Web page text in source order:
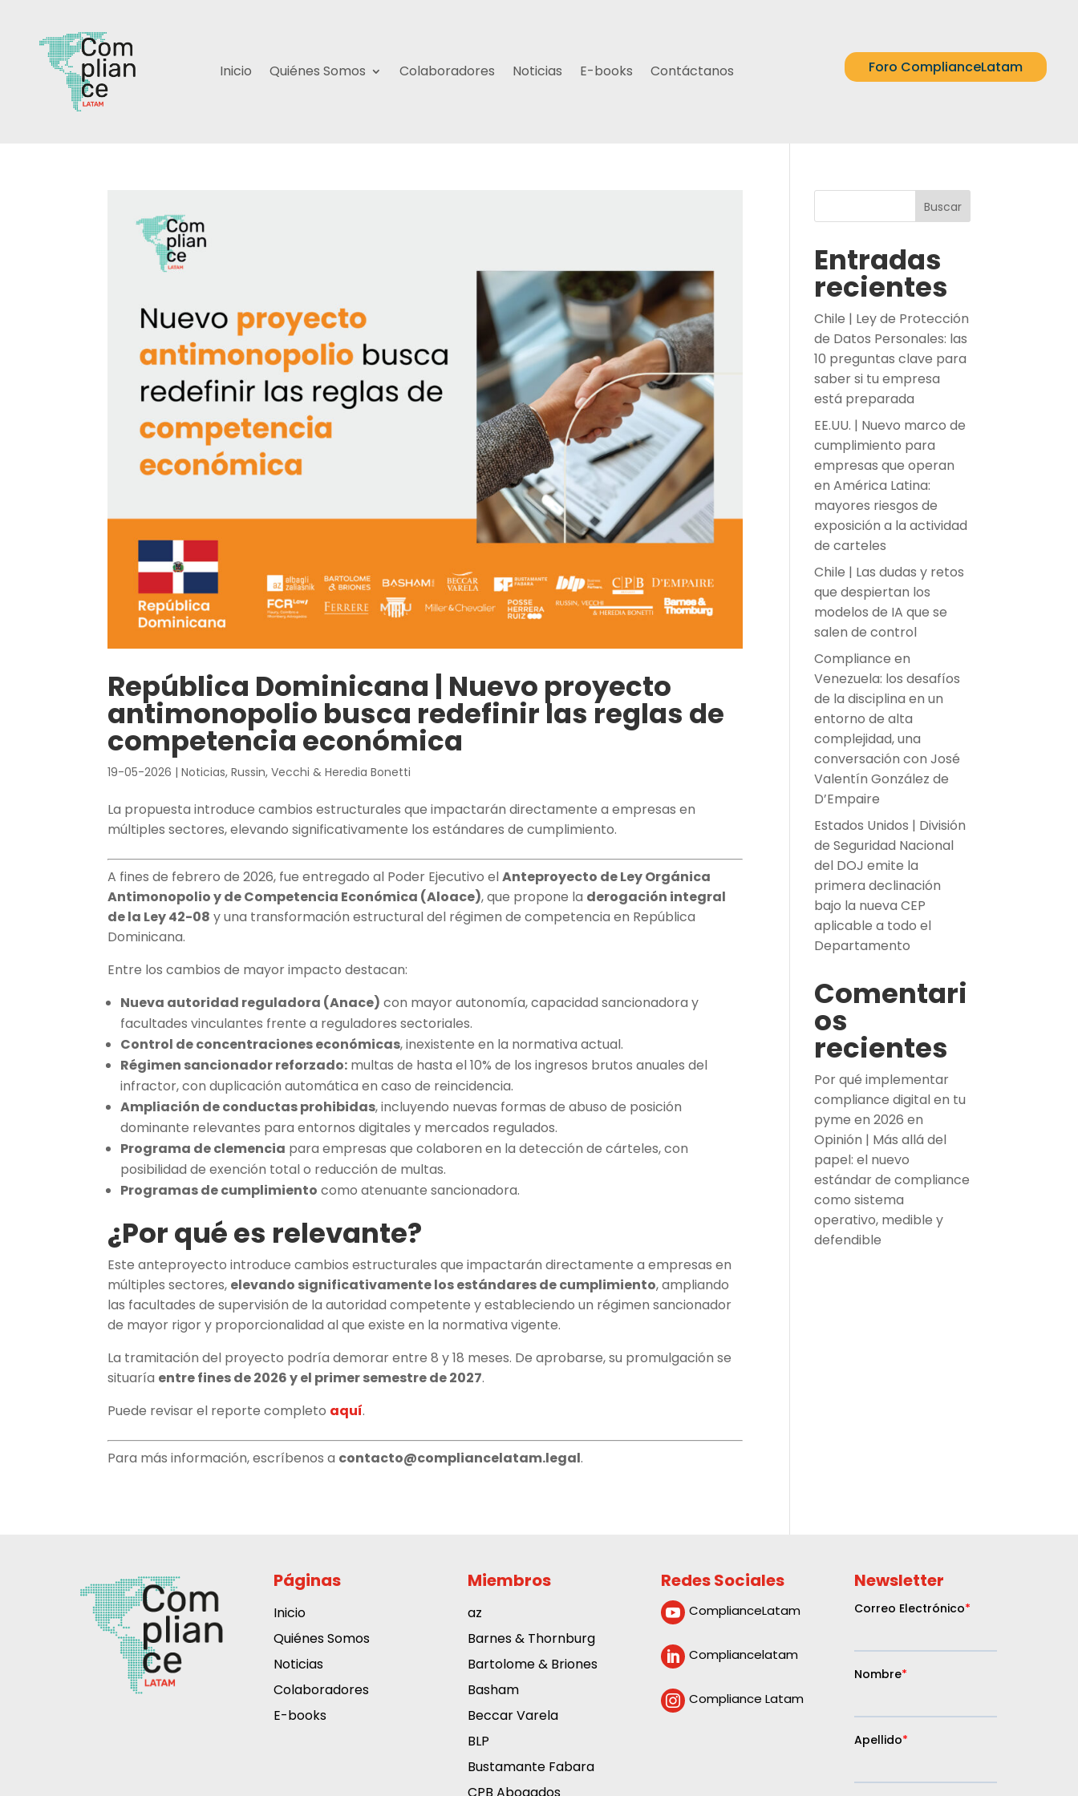
Inicio Quiénes Somos Colaboradores Noticias E-books Contáctanos Foro ComplianceLatam
República Dominicana | Nuevo proyecto
antimonopolio busca redefinir las reglas de
competencia económica
19-05-2026 |Noticias,Russin, Vecchi & Heredia Bonetti
La propuesta introduce cambios estructurales que impactarán directamente a empresas en
múltiples sectores, elevando significativamente los estándares de cumplimiento.
A fines de febrero de 2026, fue entregado al Poder Ejecutivo elAnteproyecto de Ley Orgánica
Antimonopolio y de Competencia Económica (Aloace), que propone la derogación integral
de la Ley 42-08 y una transformación estructural del régimen de competencia en República
Dominicana.
Entre los cambios de mayor impacto destacan:
Nueva autoridad reguladora (Anace) con mayor autonomía, capacidad sancionadora y
facultades vinculantes frente a reguladores sectoriales.
Control de concentraciones económicas, inexistente en la normativa actual.
Régimen sancionador reforzado: multas de hasta el 10% de los ingresos brutos anuales del
infractor, con duplicación automática en caso de reincidencia.
Ampliación de conductas prohibidas, incluyendo nuevas formas de abuso de posición
dominante relevantes para entornos digitales y mercados regulados.
Programa de clemencia para empresas que colaboren en la detección de cárteles, con
posibilidad de exención total o reducción de multas.
Programas de cumplimiento como atenuante sancionadora.
¿Por qué es relevante?
Este anteproyecto introduce cambios estructurales que impactarán directamente a empresas en
múltiples sectores, elevando significativamente los estándares de cumplimiento, ampliando
las facultades de supervisión de la autoridad competente y estableciendo un régimen sancionador
de mayor rigor y proporcionalidad al que existe en la normativa vigente.
La tramitación del proyecto podría demorar entre 8 y 18 meses. De aprobarse, su promulgación se
situaría entre fines de 2026 y el primer semestre de 2027.
Puede revisar el reporte completo aquí.
Para más información, escríbenos a contacto@compliancelatam.legal.
Buscar
Entradas
recientes
Chile | Ley de Protección
de Datos Personales: las
10 preguntas clave para
saber si tu empresa
está preparada
EE.UU. | Nuevo marco de
cumplimiento para
empresas que operan
en América Latina:
mayores riesgos de
exposición a la actividad
de carteles
Chile | Las dudas y retos
que despiertan los
modelos de IA que se
salen de control
Compliance en
Venezuela: los desafíos
de la disciplina en un
entorno de alta
complejidad, una
conversación con José
Valentín González de
D’Empaire
Estados Unidos | División
de Seguridad Nacional
del DOJ emite la
primera declinación
bajo la nueva CEP
aplicable a todo el
Departamento
Comentari
os
recientes
Por qué implementar
compliance digital en tu
pyme en 2026 en
Opinión | Más allá del
papel: el nuevo
estándar de compliance
como sistema
operativo, medible y
defendible
Páginas
Inicio
Quiénes Somos
Noticias
Colaboradores
E-books
Miembros
az
Barnes & Thornburg
Bartolome & Briones
Basham
Beccar Varela
BLP
Bustamante Fabara
CPB Abogados
Redes Sociales
 ComplianceLatam
 Compliancelatam
 Compliance Latam
Newsletter